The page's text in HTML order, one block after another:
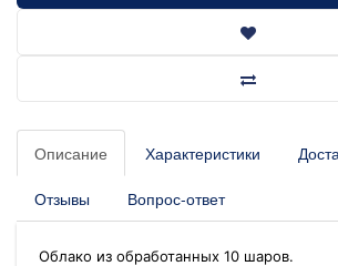
Описание Характеристики
Отзывы Вопрос-ответ
Облако из обработанных 10 шаров.